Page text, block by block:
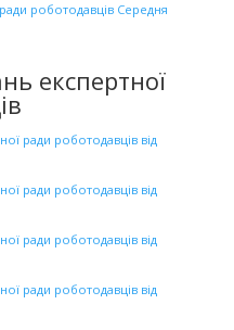
роботодавців Середня
експертної
ради роботодавців від
ради роботодавців від
ради роботодавців від
ради роботодавців від